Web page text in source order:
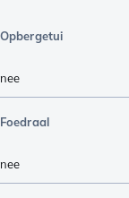
Opbergetui
nee
Foedraal
nee